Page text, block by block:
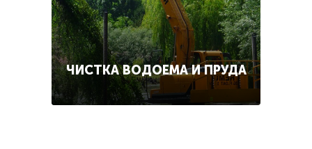
ЧИСТКА ВОДОЕМА И ПРУДА